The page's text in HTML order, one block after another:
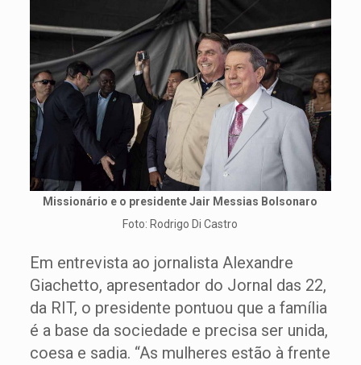
Missionário e o presidente Jair Messias Bolsonaro
Foto: Rodrigo Di Castro
Em entrevista ao jornalista Alexandre
Giachetto, apresentador do Jornal das 22,
da RIT, o presidente pontuou que a família
é a base da sociedade e precisa ser unida,
coesa e sadia. “As mulheres estão à frente